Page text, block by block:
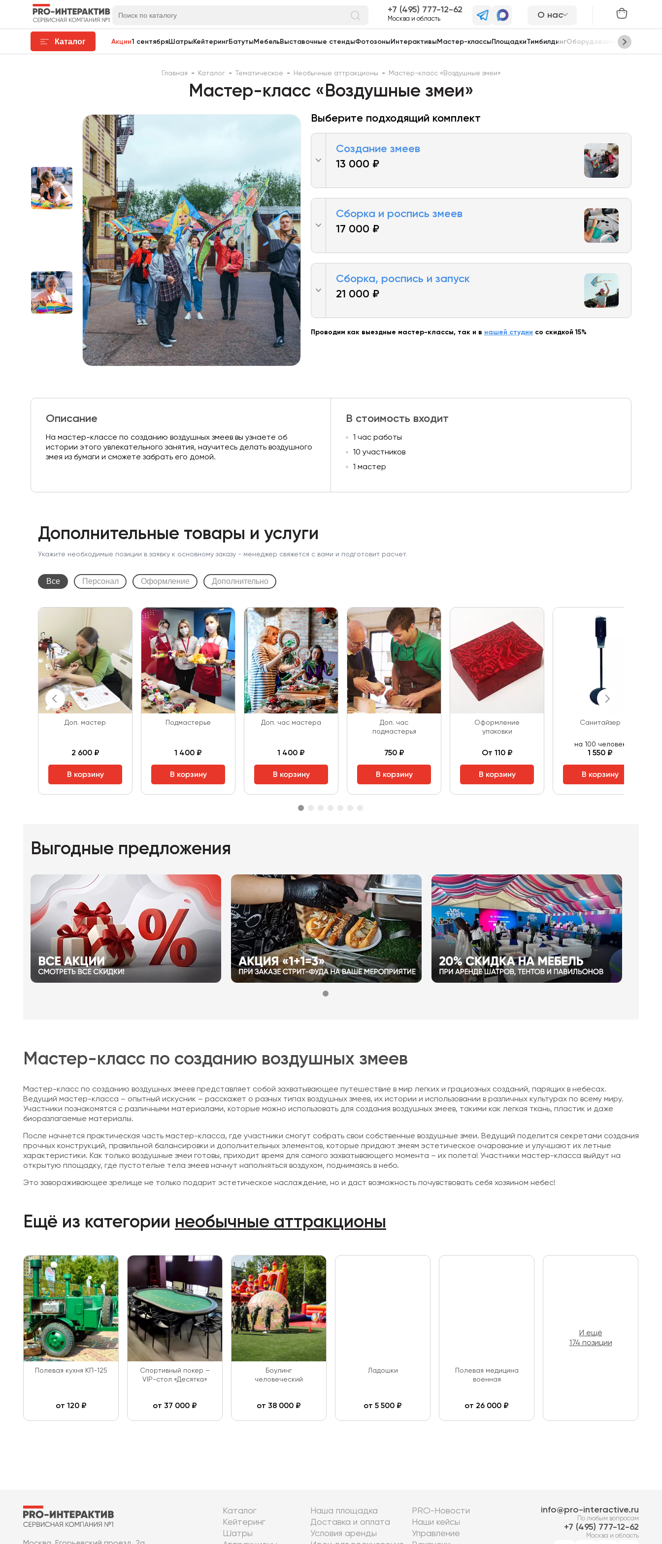
7 (495) 777-12-62
Москва и область О нас
Каталог Акции1 сентябряШатры КейтерингБатуты МебельВыставочные стендыФотозоны Интерактивы Мастер-классы ПлощадкиТимбилдингОборудование Сцены
Главная - Каталог - Тематическое - Необычные аттракционы - Мастер-класс «Воздушные змеи»
Мастер-класс «Воздушные змеи»
Выберите подходящий комплект
Создание змеев
13 000 ₽
Сборка и роспись змеев
17 000 ₽
Сборка, роспись и запуск
21 000 ₽
Проводим как выездные мастер-классы, так и в нашей студии со скидкой 15%
Описание
На мастер-классе по созданию воздушных змеев вы узнаете об
истории этого увлекательного занятия, научитесь делать воздушного
змея из бумаги и сможете забрать его домой.
В стоимость входит
1 час работы
10 участников
1 мастер
Дополнительные товары и услуги
Укажите необходимые позиции в заявку к основному заказу - менеджер свяжется с вами и подготовит расчет.
Все Персонал Оформление Дополнительно
Доп. мастер
2 600 ₽
В корзину
Подмастерье
1 400 ₽
В корзину
Доп. час мастера
1 400 ₽
В корзину
Доп. час
подмастерья
750 ₽
В корзину
Оформление
упаковки
От 110 ₽
В корзину
Санитайзер
на 100 человек
1 550 ₽
В корзину
Выгодные предложения
Мастер-класс по созданию воздушных змеев
Мастер-класс по созданию воздушных змеев представляет собой захватывающее путешествие в мир легких и грациозных созданий, парящих в небесах.
Ведущий мастер-класса – опытный искусник – расскажет о разных типах воздушных змеев, их истории и использовании в различных культурах по всему миру.
Участники познакомятся с различными материалами, которые можно использовать для создания воздушных змеев, такими как легкая ткань, пластик и даже
биоразлагаемые материалы.
После начнется практическая часть мастер-класса, где участники смогут собрать свои собственные воздушные змеи. Ведущий поделится секретами создания
прочных конструкций, правильной балансировки и дополнительных элементов, которые придают змеям эстетическое очарование и улучшают их летные
характеристики. Как только воздушные змеи готовы, приходит время для самого захватывающего момента – их полета! Участники мастер-класса выйдут на
открытую площадку, где пустотелые тела змеев начнут наполняться воздухом, поднимаясь в небо.
Это завораживающее зрелище не только подарит эстетическое наслаждение, но и даст возможность почувствовать себя хозяином небес!
Ещё из категории необычные аттракционы
Полевая кухня КП-125
от 120₽
Спортивный покер –
VIP-стол «Десятка»
от 37 000 ₽
Боулинг
человеческий
от 38 000 ₽
Ладошки
от 5 500 ₽
Полевая медицина
военная
от 26 000 ₽
И ещё
174 позиции
Каталог
Кейтеринг
Шатры
Наша площадка
Доставка и оплата
Условия аренды
PRO-Новости
Наши кейсы
Управление
info@pro-interactive.ru
По любым вопросам
7 (495) 777-12-62
Москва и область